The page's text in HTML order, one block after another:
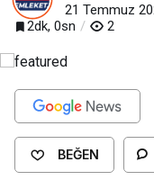
21 Temmuz
2dk, 0sn
2
BEĞEN